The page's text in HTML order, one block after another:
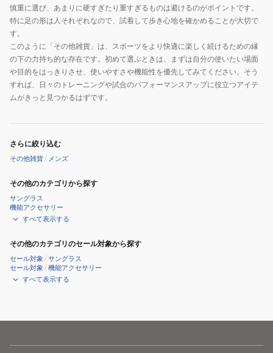
慎重に選び、あまりに硬すぎたり重すぎるものは避けるのがポイントです。
特に足の形は人それぞれなので、試着して歩き心地を確かめることが大切で
す。
このように「その他雑貨」は、スポーツをより快適に楽しく続けるための縁
の下の力持ち的な存在です。初めて選ぶときは、まずは自分の使いたい場面
や目的をはっきりさせ、使いやすさや機能性を優先してみてください。そう
すれば、日々のトレーニングや試合のパフォーマンスアップに役立つアイテ
ムがきっと見つかるはずです。
さらに絞り込む
その他雑貨/ メンズ
その他のカテゴリから探す
サングラス
機能アクセサリー
すべて表示する
その他のカテゴリのセール対象から探す
セール対象 /サングラス
セール対象 /機能アクセサリー
すべて表示する